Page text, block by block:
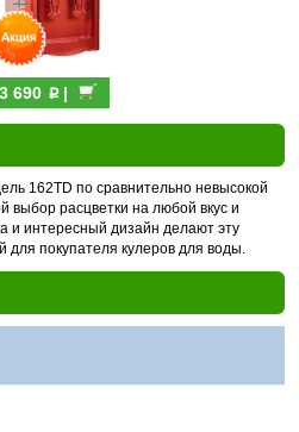
3 690 p|
162ТD по сравнительно невысокой
выбор расцветки на любой вкус и
и интересный дизайн делают эту
для покупателя кулеров для воды.